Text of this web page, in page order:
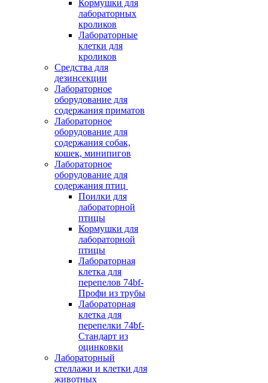
Кормушки для
лабораторных
кроликов
Лабораторные
клетки для
кроликов
Средства для
дезинсекции
Лабораторное
оборудование для
содержания приматов
Лабораторное
оборудование для
содержания собак,
кошек, минипигов
Лабораторное
оборудование для
содержания птиц
Поилки для
лабораторной
птицы
Кормушки для
лабораторной
птицы
Лабораторная
клетка для
перепелов 74bf-
Профи из трубы
Лабораторная
клетка для
перепелки 74bf-
Стандарт из
оцинковки
Лабораторный
стеллажи и клетки для
животных